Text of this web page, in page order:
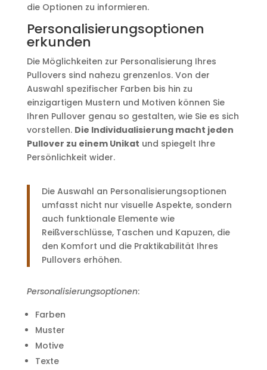
die Optionen zu informieren.
Personalisierungsoptionen
erkunden
Die Möglichkeiten zur Personalisierung Ihres
Pullovers sind nahezu grenzenlos. Von der
Auswahl spezifischer Farben bis hin zu
einzigartigen Mustern und Motiven können Sie
Ihren Pullover genau so gestalten, wie Sie es sich
vorstellen. Die Individualisierung macht jeden
Pullover zu einem Unikat und spiegelt Ihre
Persönlichkeit wider.
Die Auswahl an Personalisierungsoptionen
umfasst nicht nur visuelle Aspekte, sondern
auch funktionale Elemente wie
Reißverschlüsse, Taschen und Kapuzen, die
den Komfort und die Praktikabilität Ihres
Pullovers erhöhen.
Personalisierungsoptionen:
Farben
Muster
Motive
Texte